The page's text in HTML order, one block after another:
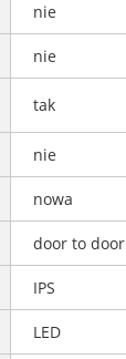
nie
nie
tak
nie
nowa
door to door
IPS
LED